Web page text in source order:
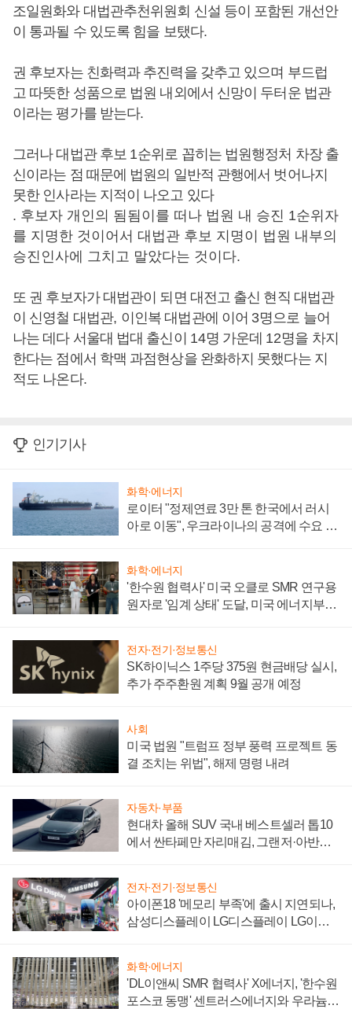
조일원화와 대법관추천위원회 신설 등이 포함된 개선안
이 통과될 수 있도록 힘을 보탰다.
권 후보자는 친화력과 추진력을 갖추고 있으며 부드럽
고 따뜻한 성품으로 법원 내외에서 신망이 두터운 법관
이라는 평가를 받는다.
그러나 대법관 후보 1순위로 꼽히는 법원행정처 차장 출
신이라는 점 때문에 법원의 일반적 관행에서 벗어나지
못한 인사라는 지적이 나오고 있다
. 후보자 개인의 됨됨이를 떠나 법원 내 승진 1순위자
를 지명한 것이어서 대법관 후보 지명이 법원 내부의
승진인사에 그치고 말았다는 것이다.
또 권 후보자가 대법관이 되면 대전고 출신 현직 대법관
이 신영철 대법관, 이인복 대법관에 이어 3명으로 늘어
나는 데다 서울대 법대 출신이 14명 가운데 12명을 차지
한다는 점에서 학맥 과점현상을 완화하지 못했다는 지
적도 나온다.
인기기사
화학·에너지
로이터 "정제연료 3만 톤 한국에서 러시
아로 이동", 우크라이나의 공격에 수요 늘
화학·에너지
'한수원 협력사' 미국 오클로 SMR 연구용
원자로 '임계 상태' 도달, 미국 에너지부
전자·전기·정보통신
SK하이닉스 1주당 375원 현금배당 실시,
추가 주주환원 계획 9월 공개 예정
사회
미국 법원 "트럼프 정부 풍력 프로젝트 동
결 조치는 위법", 해제 명령 내려
자동차·부품
현대차 올해 SUV 국내 베스트셀러 톱10
에서 싼타페만 자리매김, 그랜저·아반떼
전자·전기·정보통신
아이폰18 '메모리 부족'에 출시 지연되나,
삼성디스플레이 LG디스플레이 LG이노
화학·에너지
'DL이앤씨 SMR 협력사' X에너지, '한수원
포스코 동맹' 센트러스에너지와 우라늄